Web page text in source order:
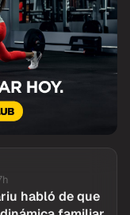
habló de que